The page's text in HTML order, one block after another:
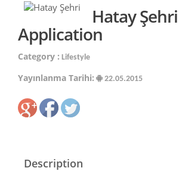
Hatay
Application
Category : Lifestyle
Yayınlanma Tarihi: 22.05.2015
Description